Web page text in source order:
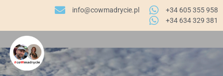
info@cowmadrycie.pl
+34 605 355 958
+34 634 329 381​